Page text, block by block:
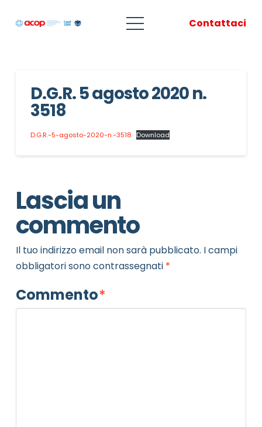
Contattaci
D.G.R. 5 agosto 2020 n.
3518
D.G.R.-5-agosto-2020-n.-3518 Download
Lascia un
commento
Il tuo indirizzo email non sarà pubblicato. I campi
obbligatori sono contrassegnati *
Commento*